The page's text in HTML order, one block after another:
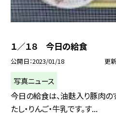
１／１８ 今日の給食
公開日 2023/01/18 更
写真ニュース
今日の給食は、油麩入り豚肉の
たし・りんご・牛乳です。す...